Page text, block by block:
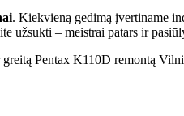
. Kiekvieną gedimą įvertiname
užsukti – meistrai patars ir
Pentax K110D remontą